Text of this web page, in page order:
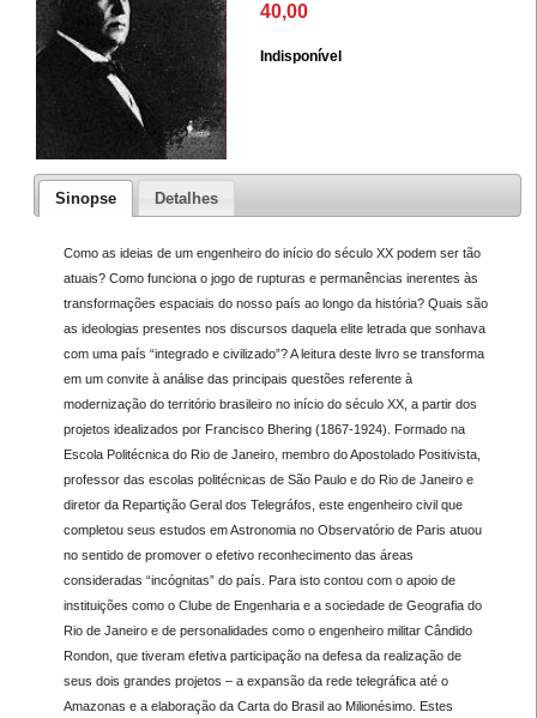
40,00
Indisponível
Sinopse Detalhes
Como as ideias de um engenheiro do início do século XX podem ser tão
atuais? Como funciona o jogo de rupturas e permanências inerentes às
transformações espaciais do nosso país ao longo da história? Quais são
as ideologias presentes nos discursos daquela elite letrada que sonhava
com uma país “integrado e civilizado”? A leitura deste livro se transforma
em um convite à análise das principais questões referente à
modernização do território brasileiro no início do século XX, a partir dos
projetos idealizados por Francisco Bhering (1867-1924). Formado na
Escola Politécnica do Rio de Janeiro, membro do Apostolado Positivista,
professor das escolas politécnicas de São Paulo e do Rio de Janeiro e
diretor da Repartição Geral dos Telegráfos, este engenheiro civil que
completou seus estudos em Astronomia no Observatório de Paris atuou
no sentido de promover o efetivo reconhecimento das áreas
consideradas “incógnitas” do país. Para isto contou com o apoio de
instituições como o Clube de Engenharia e a sociedade de Geografia do
Rio de Janeiro e de personalidades como o engenheiro militar Cândido
Rondon, que tiveram efetiva participação na defesa da realização de
seus dois grandes projetos – a expansão da rede telegráfica até o
Amazonas e a elaboração da Carta do Brasil ao Milionésimo. Estes